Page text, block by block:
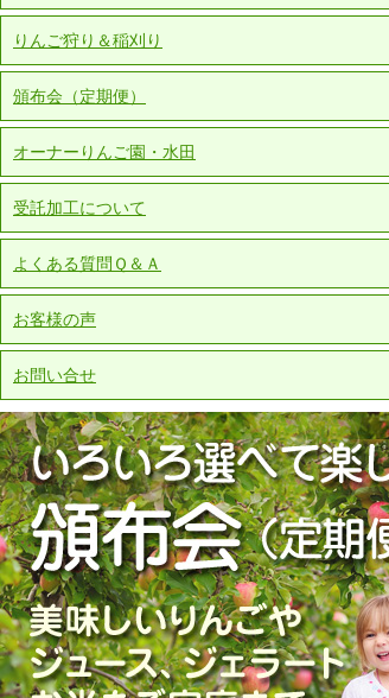
りんご狩り＆稲刈り
頒布会（定期便）
オーナーりんご園・水田
受託加工について
よくある質問Ｑ＆Ａ
お客様の声
お問い合せ